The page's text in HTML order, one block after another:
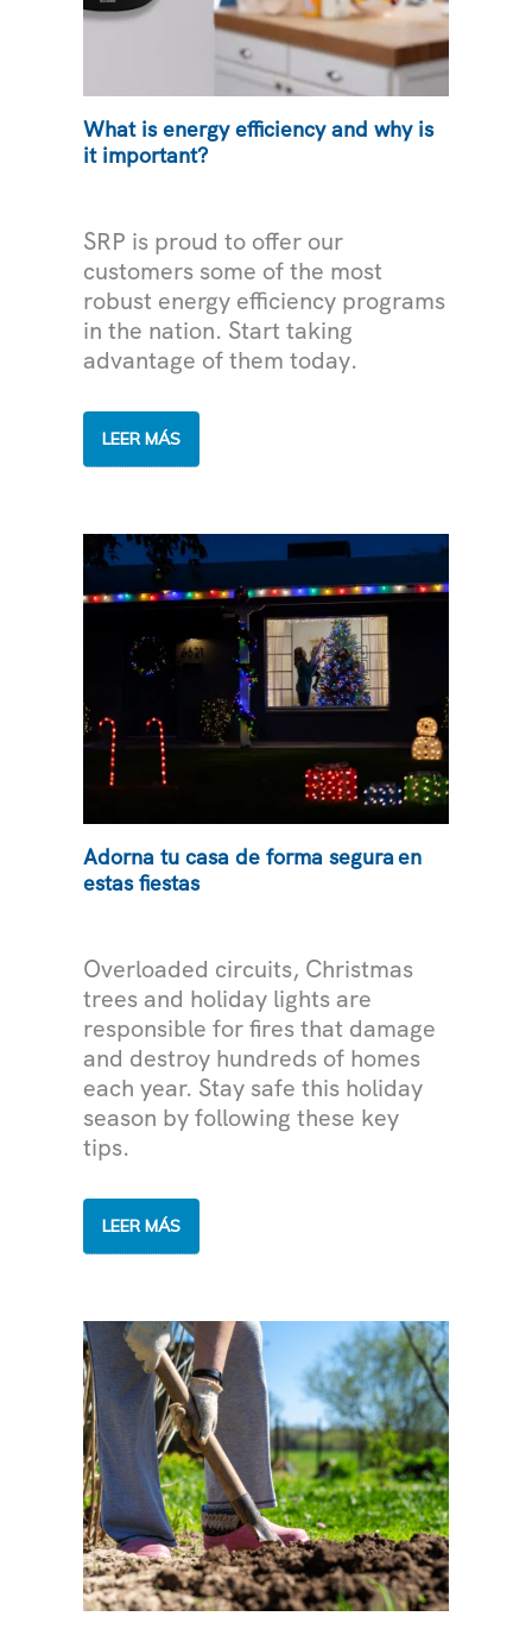
What is energy efficiency and why is
it important?
SRP is proud to offer our
customers some of the most
robust energy efficiency programs
in the nation. Start taking
advantage of them today.
WHAT
ENERGY
IS
IT
IMPORTANT?
LEER MÁS
Adorna tu casa de forma segura en
estas fiestas
Overloaded circuits, Christmas
trees and holiday lights are
responsible for fires that damage
and destroy hundreds of homes
each year. Stay safe this holiday
season by following these key
tips.
ADORNA
CASA
ESTAS
FIESTAS
LEER MÁS